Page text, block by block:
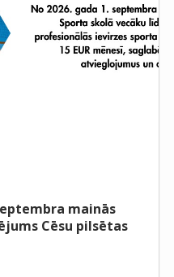
mainās
Cēsu pilsētas